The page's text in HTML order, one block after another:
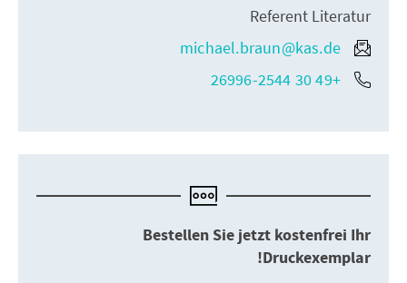
Referent Literatur
michael.braun@kas.de
+49 30 26996-2544
Bestellen Sie jetzt kostenfrei Ihr
Druckexemplar!